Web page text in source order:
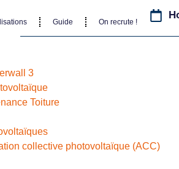
Guide On recrute !
3
Toiture
collective photovoltaïque (ACC)